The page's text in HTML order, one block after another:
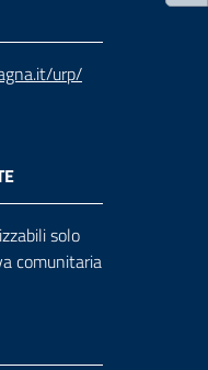
urp/
solo
comunitaria